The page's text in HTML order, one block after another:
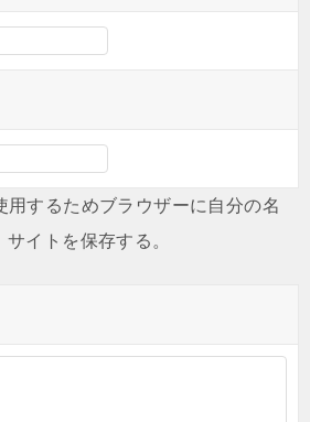
用するためブラウザーに自分の名
イトを保存する。